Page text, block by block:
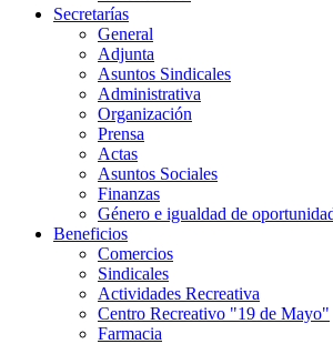
Secretarías
General
Adjunta
Asuntos Sindicales
Administrativa
Organización
Prensa
Actas
Asuntos Sociales
Finanzas
Género e igualdad de
Beneficios
Comercios
Sindicales
Actividades Recreativa
Centro Recreativo "19 de Mayo"
Farmacia